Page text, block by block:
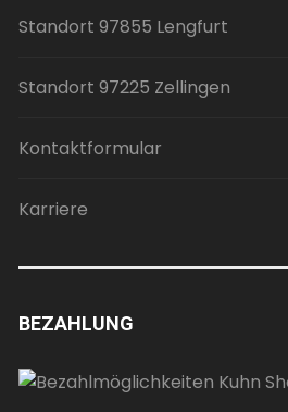
Standort 97855 Lengfurt
Standort 97225 Zellingen
Kontaktformular
Karriere
BEZAHLUNG